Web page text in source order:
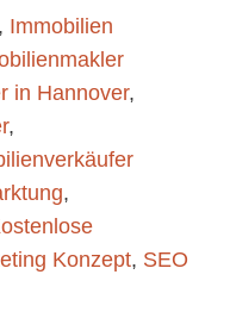
, Immobilien
in Hannover,
,
,
Konzept, SEO